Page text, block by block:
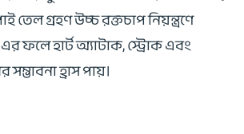
তেল গ্রহণ উচ্চ রক্তচাপ নিয়ন্ত্রণে
ফলে হার্ট অ্যাটাক, স্ট্রোক এবং
হ্রাস পায়।